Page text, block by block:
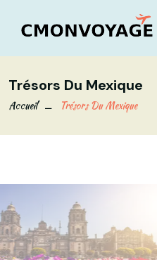
Trésors Du Mexique
Accueil Trésors Du Mexique